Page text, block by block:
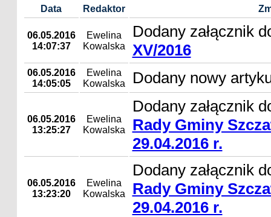
Data Redaktor
06.05.2016
14:07:37
Ewelina
Kowalska
Dodany załącznik
XV/2016
06.05.2016
14:05:05
Ewelina
Kowalska
Dodany nowy
06.05.2016
13:25:27
Ewelina
Kowalska
Dodany załącznik
Rady Gminy
29.04.2016 r.
06.05.2016
13:23:20
Ewelina
Kowalska
Dodany załącznik
Rady Gminy
29.04.2016 r.